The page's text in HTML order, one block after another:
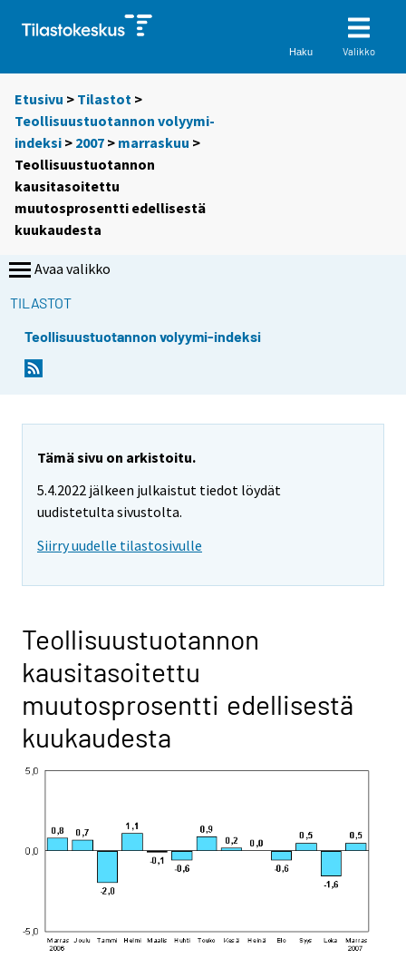
Haku Valikko
Etusivu > Tilastot >
Teollisuustuotannon volyymi-
indeksi > 2007 > marraskuu >
Teollisuustuotannon
kausitasoitettu
muutosprosentti edellisestä
kuukaudesta
Avaa valikko
TILASTOT
Teollisuustuotannon volyymi-indeksi
Tämä sivu on arkistoitu.
5.4.2022 jälkeen julkaistut tiedot löydät
uudistetulta sivustolta.
Siirry uudelle tilastosivulle
Teollisuustuotannon
kausitasoitettu
muutosprosentti edellisestä
kuukaudesta